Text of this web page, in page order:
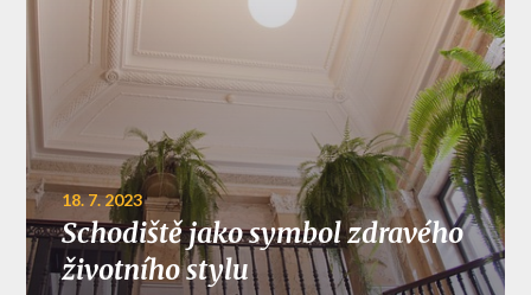
18. 7. 2023
Schodiště jako symbol zdravého
životního stylu